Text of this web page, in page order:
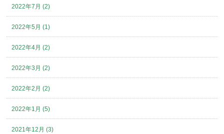
2022年7月 (2)
2022年5月 (1)
2022年4月 (2)
2022年3月 (2)
2022年2月 (2)
2022年1月 (5)
2021年12月 (3)